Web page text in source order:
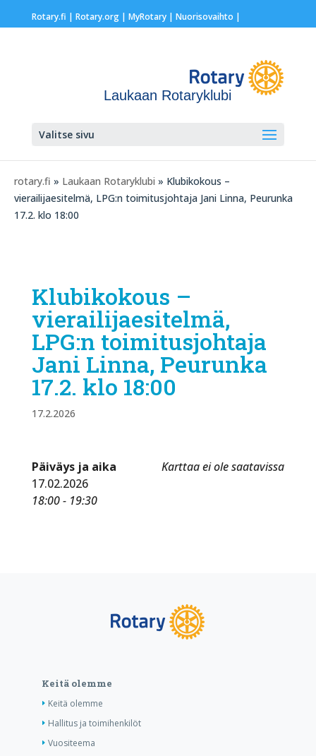
Rotary.fi | Rotary.org| MyRotary | Nuorisovaihto |
Laukaan Rotaryklubi
Valitse sivu
rotary.fi » Laukaan Rotaryklubi » Klubikokous –
vierailijaesitelmä, LPG:n toimitusjohtaja Jani Linna, Peurunka
17.2. klo 18:00
Klubikokous –
vierailijaesitelmä,
LPG:n toimitusjohtaja
Jani Linna, Peurunka
17.2. klo 18:00
17.2.2026
Karttaa ei ole saatavissa
Päiväys ja aika
17.02.2026
18:00 - 19:30
Keitä olemme
Keitä olemme
Hallitus ja toimihenkilöt
Vuositeema